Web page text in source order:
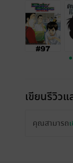
เขียนรีวิวแ
คุณสามารถ